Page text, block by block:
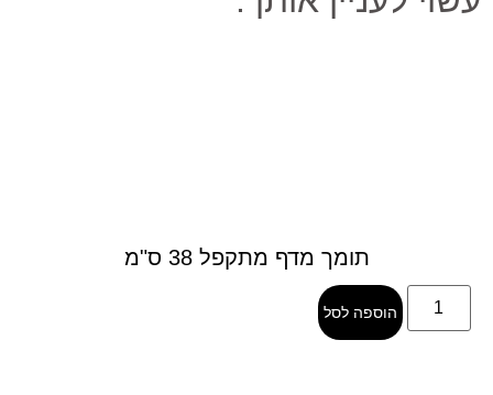
תומך מדף מתקפל 38 ס"מ
הוספה לסל